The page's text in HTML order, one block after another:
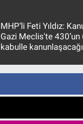
MHP’li Feti Yıldız:
Gazi Meclis'te
kabulle kanunlaşacağı